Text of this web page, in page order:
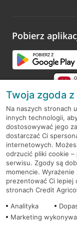
opinie.
Pobierz
RODO
Regulamin serwisu
Mapa serwisu
PolitykaCookies
Twoja zgoda
Na naszych stronach
innych technologii,
dostosowywać jego
dostarczać Ci
internetowych.
odrzucić pliki cookie
serwisu. Zgody są
momencie.
prezentować Ci
stronach Credit
Analityka
Marketing